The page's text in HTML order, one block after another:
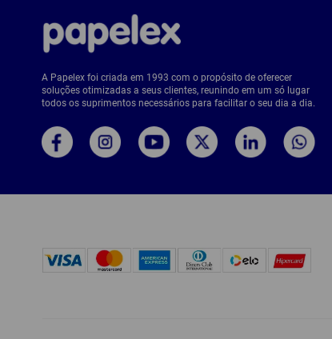
A Papelex foi criada em 1993 com o propósito de oferecer
soluções otimizadas a seus clientes, reunindo em um só lugar
todos os suprimentos necessários para facilitar o seu dia a dia.